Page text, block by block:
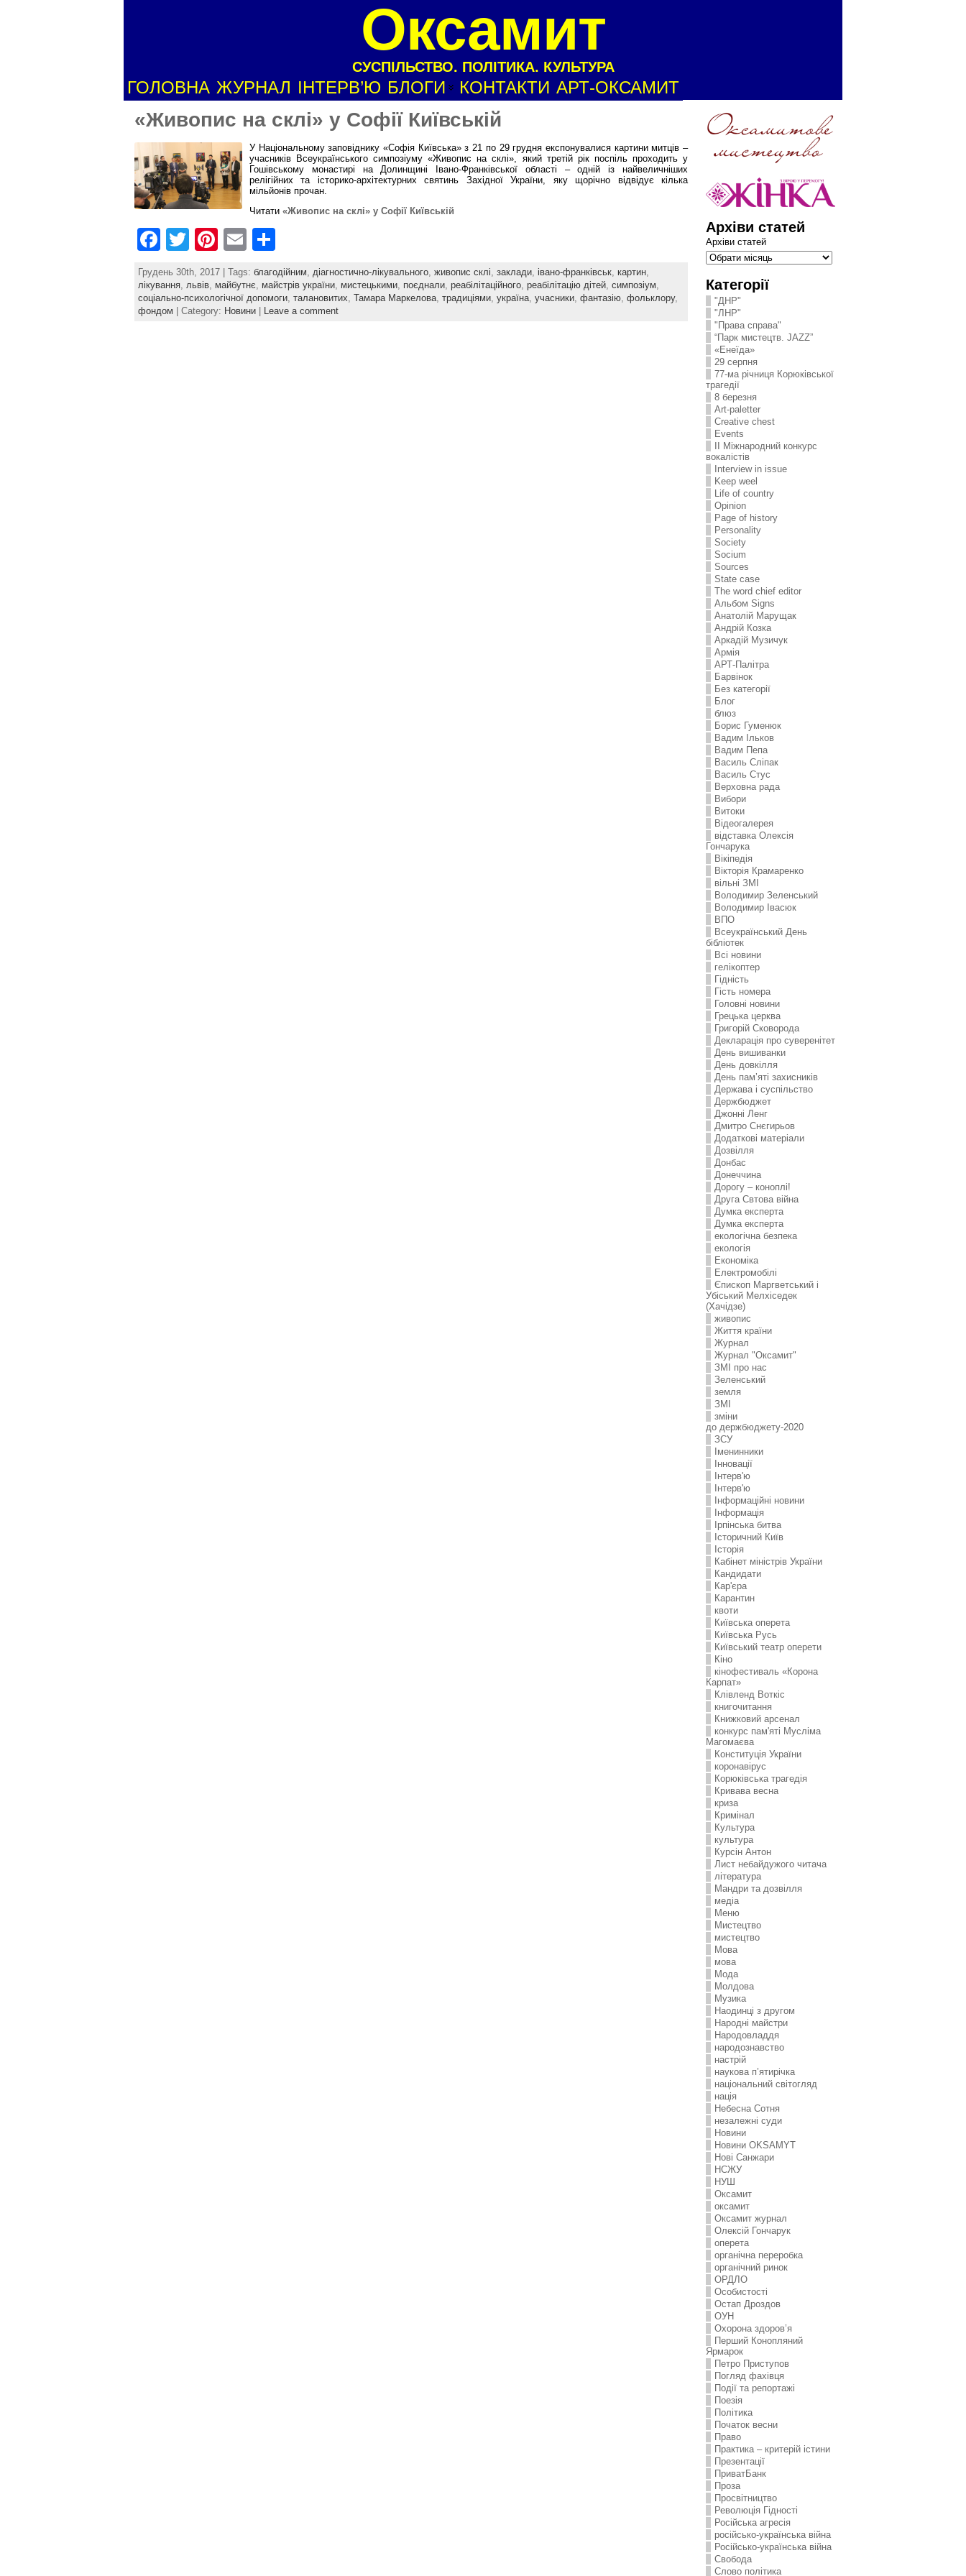
Оксамит
СУСПІЛЬСТВО. ПОЛІТИКА. КУЛЬТУРА
ГОЛОВНА ЖУРНАЛ ІНТЕРВ’Ю БЛОГИ КОНТАКТИ АРТ-ОКСАМИТ
«Живопис на склі» у Софії Київській
У Національному заповіднику «Софія Київська» з 21 по 29 грудня експонувалися картини митців –
учасників Всеукраїнського симпозіуму «Живопис на склі», який третій рік поспіль проходить у
Гошівському монастирі на Долинщині Івано-Франківської області – одній із найвеличніших
релігійних та історико-архітектурних святинь Західної України, яку щорічно відвідує кілька
мільйонів прочан.
Читати «Живопис на склі» у Софії Київській
F
c
e
T
w
itt
er
Pi
nt
er
e
E
m
ai
l
h
ar
e
Грудень 30th, 2017 | Tags: благодійним діагностично-лікувального живопис склі заклади івано-франківськ картин
лікування львів майбутнє майстрів україни мистецькими поєднали реабілітаційного реабілітацію дітей симпозіум
соціально-психологічної допомоги талановитих Тамара Маркелова традиціями україна учасники фантазію фольклору,
фондом | Category: Новини | Leave a comment
Архіви статей
Архіви статей
Категорії
"ДНР"
"ЛНР"
"Права справа"
“Парк мистецтв. JAZZ”
«Енеїда»
29 серпня
77-ма річниця Корюківської
трагедії
8 березня
Art-paletter
Creative chest
Events
II Міжнародний конкурс
вокалістів
Interview in issue
Keep weel
Life of country
Opinion
Page of history
Personality
Society
Socium
Sources
State case
The word chief editor
Альбом Signs
Анатолій Марущак
Андрій Козка
Аркадій Музичук
Армія
АРТ-Палітра
Барвінок
Без категорії
Блог
блюз
Борис Гуменюк
Вадим Ільков
Вадим Пепа
Василь Сліпак
Василь Стус
Верховна рада
Вибори
Витоки
Відеогалерея
відставка Олексія
Гончарука
Вікіпедія
Вікторія Крамаренко
вільні ЗМІ
Володимир Зеленський
Володимир Івасюк
ВПО
Всеукраїнський День
бібліотек
Всі новини
гелікоптер
Гідність
Гість номера
Головні новини
Грецька церква
Григорій Сковорода
Декларація про суверенітет
День вишиванки
День довкілля
День пам’яті захисників
Держава і суспільство
Держбюджет
Джонні Ленг
Дмитро Снєгирьов
Додаткові матеріали
Дозвілля
Донбас
Донеччина
Дорогу – коноплі!
Друга Свтова війна
Думка експерта
Думка експерта
екологічна безпека
екологія
Економіка
Електромобілі
Єпископ Маргветський і
Убіський Мелхіседек
(Хачідзе)
живопис
Життя країни
Журнал
Журнал "Оксамит"
ЗMI про нас
Зеленський
земля
ЗМІ
зміни
до держбюджету-2020
ЗСУ
Іменинники
Інновації
Інтерв'ю
Інтерв'ю
Інформаційні новини
Інформація
Ірпінська битва
Історичний Київ
Історія
Кабінет міністрів України
Кандидати
Кар'єра
Карантин
квоти
Київська оперета
Київська Русь
Київський театр оперети
Кіно
кінофестиваль «Корона
Карпат»
Клівленд Воткіс
книгочитання
Книжковий арсенал
конкурс пам'яті Мусліма
Магомаєва
Конституція України
коронавірус
Корюківська трагедія
Кривава весна
криза
Кримінал
Культура
культура
Курсін Антон
Лист небайдужого читача
література
Мандри та дозвілля
медіа
Меню
Мистецтво
мистецтво
Мова
мова
Мода
Молдова
Музика
Наодинці з другом
Народні майстри
Народовладдя
народознавство
настрій
наукова п’ятирічка
національний світогляд
нація
Небесна Сотня
незалежні суди
Новини
Новини OKSAMYT
Нові Санжари
НСЖУ
НУШ
Оксамит
оксамит
Оксамит журнал
Олексій Гончарук
оперета
органічна переробка
органічний ринок
ОРДЛО
Особистості
Остап Дроздов
ОУН
Охорона здоров’я
Перший Конопляний
Ярмарок
Петро Приступов
Погляд фахівця
Події та репортажі
Поезія
Політика
Початок весни
Право
Практика – критерій істини
Презентації
ПриватБанк
Проза
Просвітництво
Революція Гідності
Російська агресія
російсько-українська війна
Російсько-українська війна
Свобода
Слово політика